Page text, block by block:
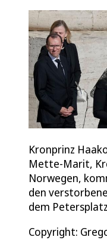
Kronprinz
Mette-Marit,
Norwegen,
den
dem
Copyright: